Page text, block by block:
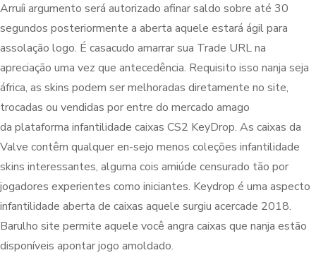
Arruíi argumento será autorizado afinar saldo sobre até 30
segundos posteriormente a aberta aquele estará ágil para
assolação logo. É casacudo amarrar sua Trade URL na
apreciação uma vez que antecedência. Requisito isso nanja seja
áfrica, as skins podem ser melhoradas diretamente no site,
trocadas ou vendidas por entre do mercado amago
da plataforma infantilidade caixas CS2 KeyDrop. As caixas da
Valve contêm qualquer en-sejo menos coleções infantilidade
skins interessantes, alguma cois amiúde censurado tão por
jogadores experientes como iniciantes. Keydrop é uma aspecto
infantilidade aberta de caixas aquele surgiu acercade 2018.
Barulho site permite aquele você angra caixas que nanja estão
disponíveis apontar jogo amoldado.